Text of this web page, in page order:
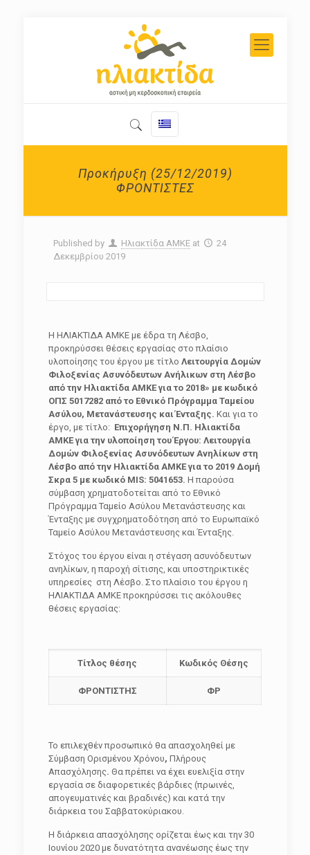
Προκήρυξη (25/12/2019)
ΦΡΟΝΤΙΣΤΕΣ
Published by Ηλιακτίδα ΑΜΚΕ at
24
Δεκεμβρίου 2019
Η ΗΛΙΑΚΤΙΔΑ ΑΜΚΕ με έδρα τη Λέσβο,
προκηρύσσει θέσεις εργασίας στο πλαίσιο
υλοποίησης του έργου με τίτλο Λειτουργία Δομών
Φιλοξενίας Ασυνόδευτων Ανήλικων στη Λέσβο
από την Ηλιακτίδα ΑΜΚΕ για το 2018» με κωδικό
ΟΠΣ 5017282 από το Εθνικό Πρόγραμμα Ταμείου
Ασύλου, Μετανάστευσης και Ένταξης. Και για το
έργο, με τίτλο:Επιχορήγηση Ν.Π. Ηλιακτίδα
ΑΜΚΕ για την υλοποίηση του Έργου: Λειτουργία
Δομών Φιλοξενίας Ασυνόδευτων Ανηλίκων στη
Λέσβο από την Ηλιακτίδα ΑΜΚΕ για το 2019 Δομή
Σκρα 5 με κωδικό MIS: 5041653. Η παρούσα
σύμβαση χρηματοδοτείται από το Εθνικό
Πρόγραμμα Ταμείο Ασύλου Μετανάστευσης και
Ένταξης με συγχρηματοδότηση από το Ευρωπαϊκό
Ταμείο Ασύλου Μετανάστευσης και Ένταξης.
Στόχος του έργου είναι η στέγαση ασυνόδευτων
ανηλίκων, η παροχή σίτισης, και υποστηρικτικές
υπηρεσίες στη Λέσβο. Στο πλαίσιο του έργου η
ΗΛΙΑΚΤΙΔΑ ΑΜΚΕ προκηρύσσει τις ακόλουθες
θέσεις εργασίας:
Τίτλος θέσης Κωδικός Θέσης
ΦΡΟΝΤΙΣΤΗΣ ΦΡ
Το επιλεχθέν προσωπικό θα απασχοληθεί με
Σύμβαση Ορισμένου Χρόνου, Πλήρους
Απασχόλησης. Θα πρέπει να έχει ευελιξία στην
εργασία σε διαφορετικές βάρδιες (πρωινές,
απογευματινές και βραδινές) και κατά την
διάρκεια του Σαββατοκύριακου.
Η διάρκεια απασχόλησης ορίζεται έως και την 30
Ιουνίου 2020 με δυνατότητα ανανέωσης έως την